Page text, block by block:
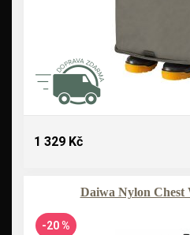
1 329 Kč
Daiwa Nylon Chest
-20 %